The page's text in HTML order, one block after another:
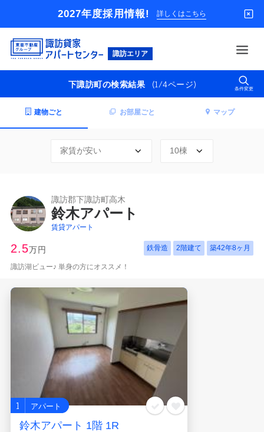
2027年度採用情報! 詳しくはこちら
借りる
買う
解約のお申込み
企業情報
お問い合わせ
東
亜
下諏訪町の検索結果 (1/4ページ) 条件変更
建物ごと お部屋ごと マップ
諏訪郡下諏訪町高木
鈴木アパート
賃貸アパート
2.5万円 鉄骨造 2階建て 築42年8ヶ月
諏訪湖ビュー♪ 単身の方にオススメ！
1 アパート
鈴木アパート 1階 1R